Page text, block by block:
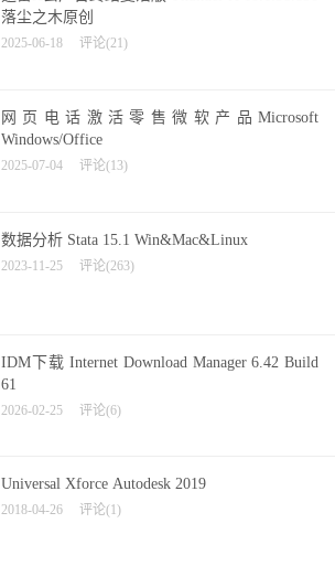
落尘之木原创
2025-06-18 评论(21)
网页电话激活零售微软产品Microsoft
Windows/Office
2025-07-04 评论(13)
数据分析 Stata 15.1 Win&Mac&Linux
2023-11-25 评论(263)
IDM下载 Internet Download Manager 6.42 Build
61
2026-02-25 评论(6)
Universal Xforce Autodesk 2019
2018-04-26 评论(1)